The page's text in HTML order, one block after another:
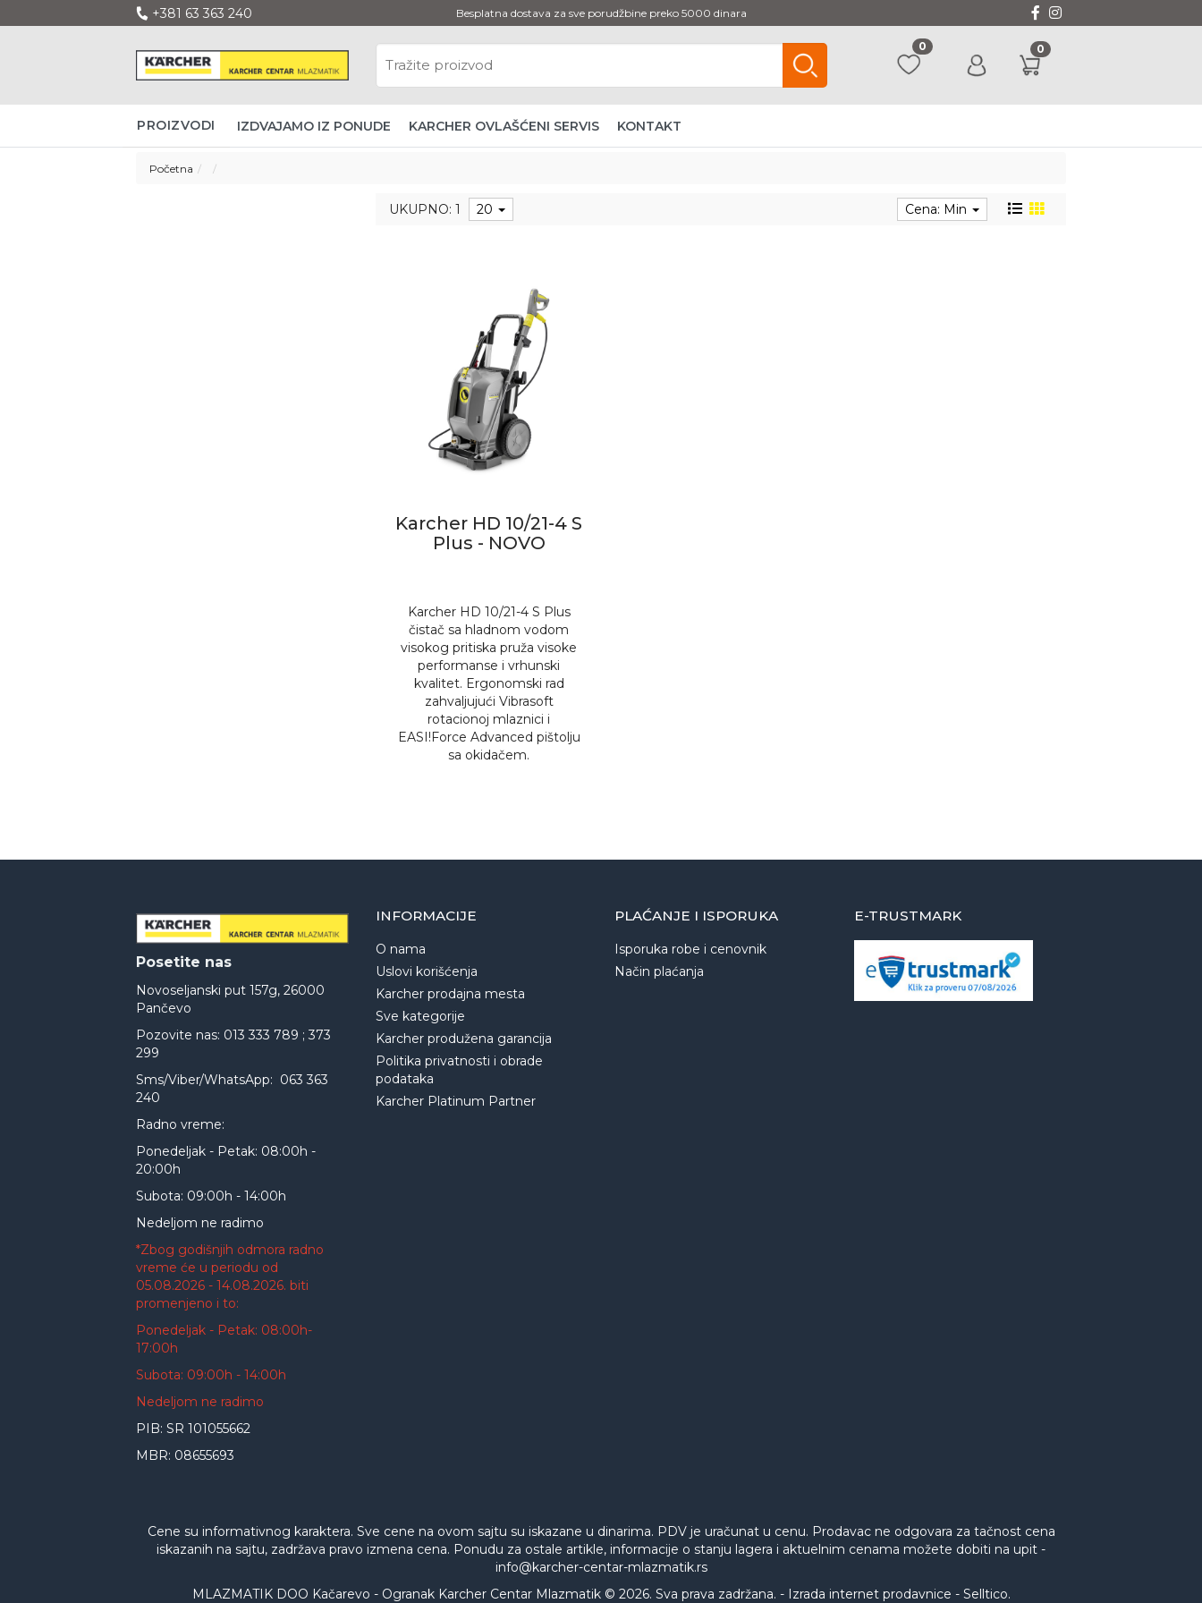
+381 63 363 240 Besplatna dostava za sve porudžbine preko 5000 dinara
0 0
PROIZVODI IZDVAJAMO IZ PONUDE KARCHER OVLAŠĆENI SERVIS KONTAKT
Početna
UKUPNO: 1 20 Cena: Min
Karcher HD 10/21-4 S
Plus - NOVO
Karcher HD 10/21-4 S Plus
čistač sa hladnom vodom
visokog pritiska pruža visoke
performanse i vrhunski
kvalitet. Ergonomski rad
zahvaljujući Vibrasoft
rotacionoj mlaznici i
EASI!Force Advanced pištolju
sa okidačem.
Posetite nas
Novoseljanski put 157g, 26000
Pančevo
Pozovite nas: 013 333 789 ; 373
299
Sms/Viber/WhatsApp: 063 363
240
Radno vreme:
Ponedeljak - Petak: 08:00h -
20:00h
Subota: 09:00h - 14:00h
Nedeljom ne radimo
*Zbog godišnjih odmora radno
vreme će u periodu od
05.08.2026 - 14.08.2026. biti
promenjeno i to:
Ponedeljak - Petak: 08:00h-
17:00h
Subota: 09:00h - 14:00h
Nedeljom ne radimo
PIB: SR 101055662
MBR: 08655693
INFORMACIJE
O nama
Uslovi korišćenja
Karcher prodajna mesta
Sve kategorije
Karcher produžena garancija
Politika privatnosti i obrade
podataka
Karcher Platinum Partner
PLAĆANJE I ISPORUKA
Isporuka robe i cenovnik
Način plaćanja
E-TRUSTMARK
Cene su informativnog karaktera. Sve cene na ovom sajtu su iskazane u dinarima. PDV je uračunat u cenu. Prodavac ne odgovara za tačnost cena
iskazanih na sajtu, zadržava pravo izmena cena. Ponudu za ostale artikle, informacije o stanju lagera i aktuelnim cenama možete dobiti na upit -
info@karcher-centar-mlazmatik.rs
MLAZMATIK DOO Kačarevo - Ogranak Karcher Centar Mlazmatik © 2026. Sva prava zadržana. - Izrada internet prodavnice - Selltico.